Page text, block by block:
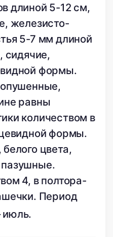
длиной 5-12 см,
железисто-
5-7 мм длиной
сидячие,
формы.
равны
количеством в
формы.
цвета,
4, в полтора-
Период